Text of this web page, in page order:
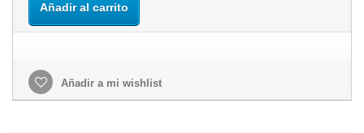
Añadir al carrito
Añadir a mi wishlist